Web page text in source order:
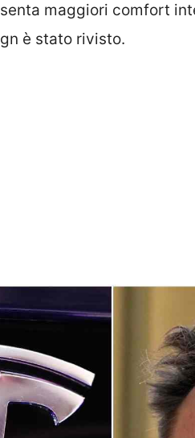
maggiori comfort
è stato rivisto.